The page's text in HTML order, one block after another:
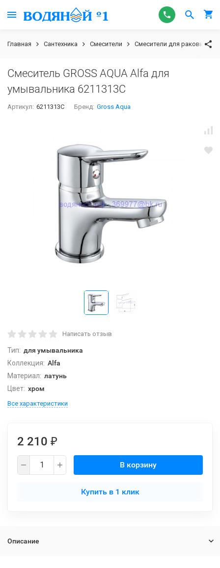
Главная Сантехника Смесители Смесители для раковины
Смеситель GROSS AQUA Alfa для
умывальника 6211313С
Артикул: 6211313С Бренд: Gross Aqua
Написать отзыв
Тип: для умывальника
Коллекция: Alfa
Материал: латунь
Цвет: хром
Все характеристики
2 210 ₽
В корзину
Купить в 1 клик
Описание